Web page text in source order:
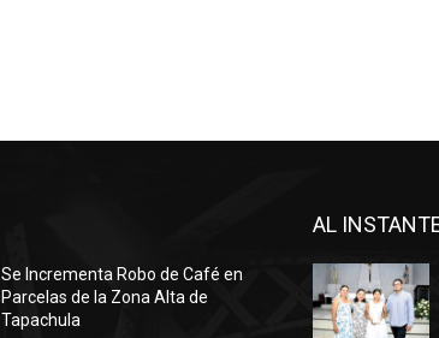
Se Incrementa Robo de Café en
Parcelas de la Zona Alta de
Tapachula
AL